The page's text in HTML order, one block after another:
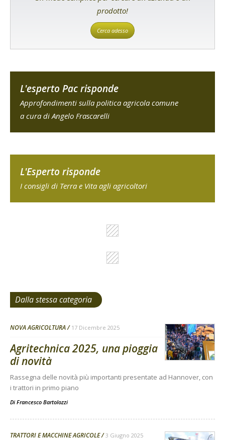
prodotto!
Cerca adesso
L'esperto Pac risponde
Approfondimenti sulla politica agricola comune
a cura di Angelo Frascarelli
L'Esperto risponde
I consigli di Terra e Vita agli agricoltori
Dalla stessa categoria
NOVA AGRICOLTURA 17 Dicembre 2025
Agritechnica 2025, una pioggia
di novità
Rassegna delle novità più importanti presentate ad Hannover, con
i trattori in primo piano
Di Francesco Bartolozzi
TRATTORI E MACCHINE AGRICOLE 3 Giugno 2025